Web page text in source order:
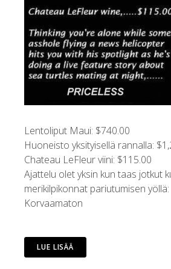
Lentoliput Maui: $740.00
Huoneisto yksityisellä rannalla:
Chateau LeFleur viini: $115.00
Ajattelu olet yksin kun taas jotkut
merikilpikonnat pariutumisen yöllä:
Korvaamaton
LUE LISÄÄ